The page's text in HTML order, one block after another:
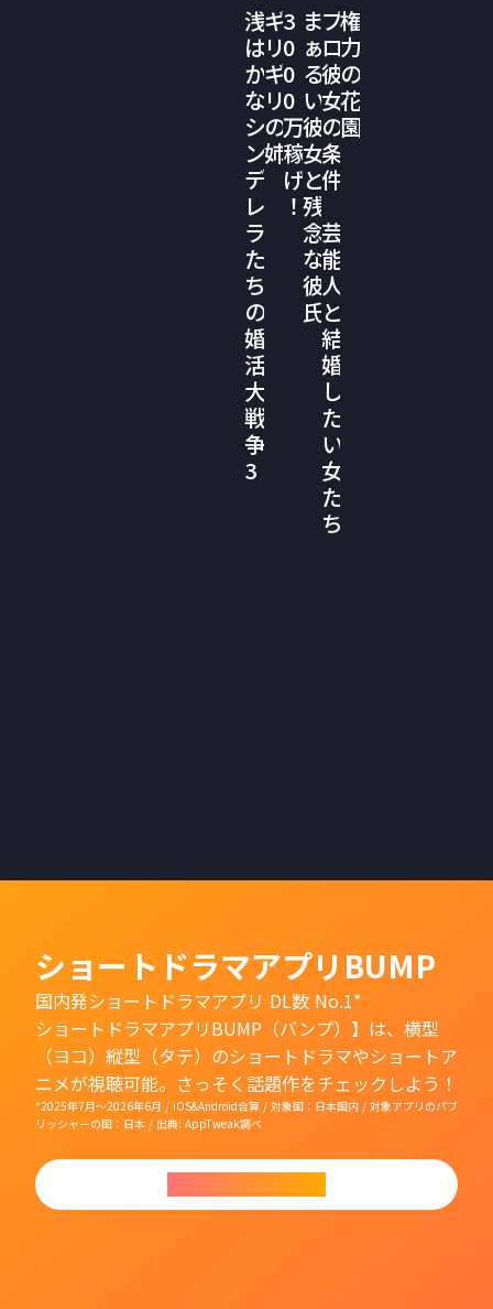
浅
は
か
な
シ
ン
デ
レ
ラ
た
ち
の
婚
活
大
戦
争
3
ギ
リ
ギ
リ
の
姉
3
0
0
0
万
稼
げ
！
ま
ぁ
る
い
彼
女
と
残
念
な
彼
氏
プ
ロ
彼
女
の
条
件
芸
能
人
と
結
婚
し
た
い
女
た
ち
権
力
の
花
園
ショートドラマアプリBUMP
国内発ショートドラマアプリ DL数 No.1*
ショートドラマアプリBUMP（バンプ）】は、横型
（ヨコ）縦型（タテ）のショートドラマやショートア
ニメが視聴可能。さっそく話題作をチェックしよう！
*2025年7月〜2026年6月 / iOS&Android合算 / 対象国：日本国内 / 対象アプリのパブ
リッシャーの国：日本 / 出典: AppTweak調べ